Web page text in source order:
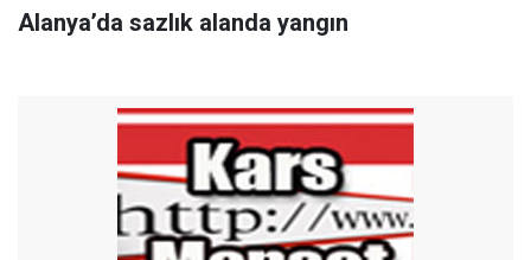
Alanya’da sazlık alanda yangın